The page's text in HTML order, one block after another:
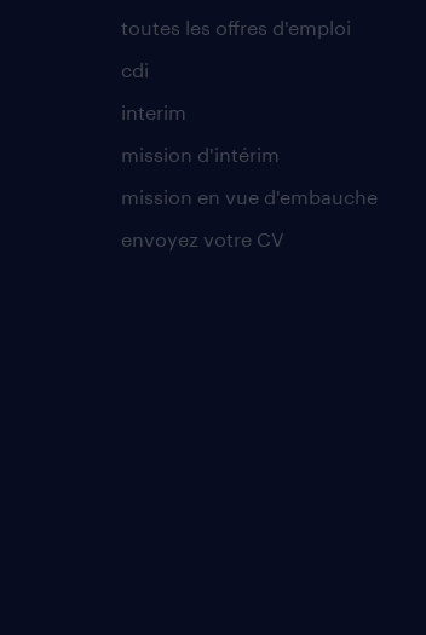
toutes les offres d'emploi
cdi
interim
mission d'intérim
mission en vue d'embauche
envoyez votre CV